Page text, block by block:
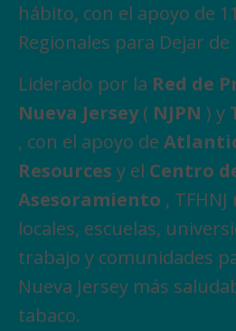
hábito, con el apoyo de
Regionales para Dejar de
Liderado por la Red de
Nueva Jersey( NJPN ) y
, con el apoyo de
Resources y el Centro
Asesoramiento ,
locales, escuelas,
trabajo y comunidades
Nueva Jersey más
tabaco.